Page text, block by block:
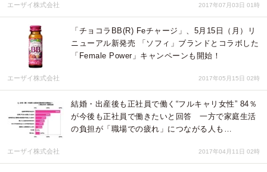
エーザイ株式会社 2017年07月03日 01時
「チョコラBB(R) Feチャージ」、5月15日（月）リ
ニューアル新発売 「ソフィ」ブランドとコラボした
「Female Power」キャンペーンも開始！
エーザイ株式会社 2017年05月15日 02時
結婚・出産後も正社員で働く“フルキャリ女性” 84％
が今後も正社員で働きたいと回答 一方で家庭生活
の負担が「職場での疲れ」につながる人も…
エーザイ株式会社 2017年04月11日 02時